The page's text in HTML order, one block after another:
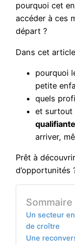
pourquoi cet
accéder à ces
départ ?
Dans cet
pourquoi
petite
quels
et surtout
arriver,
Prêt à
d’opportunités
Sommaire
Un secteur
de croître
Une